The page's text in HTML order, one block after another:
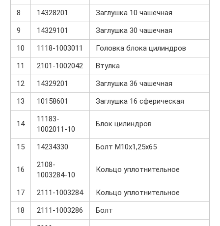
8
14328201
Заглушка 10 чашечная
9
14329101
Заглушка 30 чашечная
10
1118-1003011
Головка блока цилиндров
11
2101-1002042
Втулка
12
14329201
Заглушка 36 чашечная
13
10158601 Заглушка 16 сферическая
14
11183-
1002011-10
Блок цилиндров
15 14234330 Болт М10х1,25х65
16
2108-
1003284-10
Кольцо уплотнительное
17 2111-1003284
Кольцо уплотнительное
18
2111-1003286
Болт